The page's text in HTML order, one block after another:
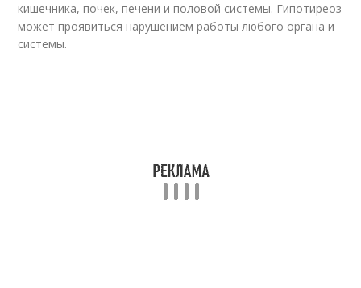
кишечника, по­чек, печени и половой системы. Гипотиреоз
может проявиться нарушением работы любого органа и
системы.